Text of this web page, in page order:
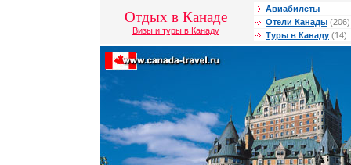
Отдых в Канаде
Визы и туры в Канаду
Авиабилеты
Отели Канады (206)
Туры в Канаду (14)